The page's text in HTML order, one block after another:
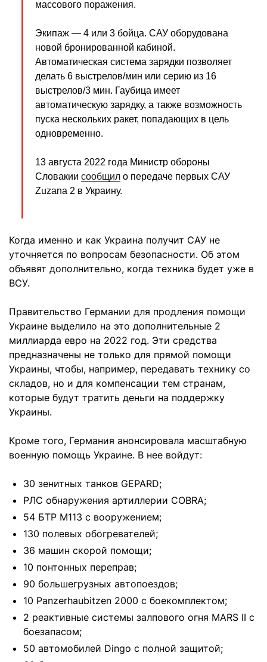
массового поражения.
Экипаж — 4 или 3 бойца. САУ оборудована
новой бронированной кабиной.
Автоматическая система зарядки позволяет
делать 6 выстрелов/мин или серию из 16
выстрелов/3 мин. Гаубица имеет
автоматическую зарядку, а также возможность
пуска нескольких ракет, попадающих в цель
одновременно.
13 августа 2022 года Министр обороны
Словакии сообщило передаче первых САУ
Zuzana 2 в Украину.
Когда именно и как Украина получит САУ не
уточняется по вопросам безопасности. Об этом
объявят дополнительно, когда техника будет уже в
ВСУ.
Правительство Германии для продления помощи
Украине выделило на это дополнительные 2
миллиарда евро на 2022 год. Эти средства
предназначены не только для прямой помощи
Украины, чтобы, например, передавать технику со
складов, но и для компенсации тем странам,
которые будут тратить деньги на поддержку
Украины.
Кроме того, Германия анонсировала масштабную
военную помощь Украине. В нее войдут:
30 зенитных танков GEPARD;
РЛС обнаружения артиллерии COBRA;
54 БТР М113 с вооружением;
130 полевых обогревателей;
36 машин скорой помощи;
10 понтонных переправ;
90 большегрузных автопоездов;
10 Panzerhaubitzen 2000 с боекомплектом;
2 реактивные системы залпового огня MARS II с
боезапасом;
50 автомобилей Dingo с полной защитой;